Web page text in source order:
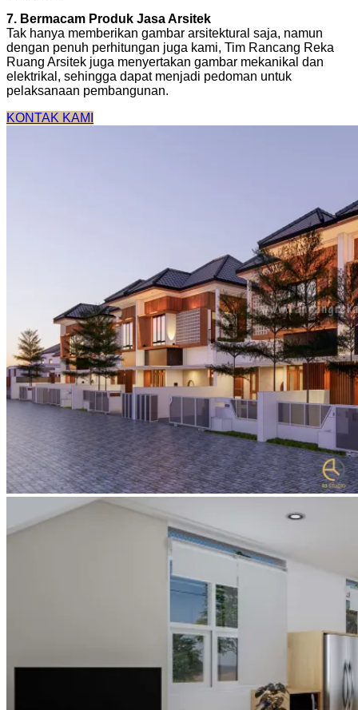
7. Bermacam Produk Jasa Arsitek
Tak hanya memberikan gambar arsitektural saja, namun
dengan penuh perhitungan juga kami, Tim Rancang Reka
Ruang Arsitek juga menyertakan gambar mekanikal dan
elektrikal, sehingga dapat menjadi pedoman untuk
pelaksanaan pembangunan.
KONTAK KAMI